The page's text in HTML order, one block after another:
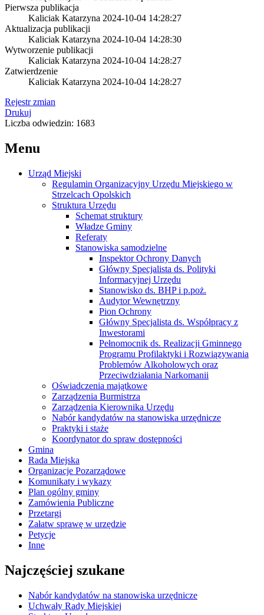
Pierwsza publikacja
Kaliciak Katarzyna 2024-10-04 14:28:27
Aktualizacja publikacji
Kaliciak Katarzyna 2024-10-04 14:28:30
Wytworzenie publikacji
Kaliciak Katarzyna 2024-10-04 14:28:27
Zatwierdzenie
Kaliciak Katarzyna 2024-10-04 14:28:27
Rejestr zmian
Drukuj
Liczba odwiedzin: 1683
Menu
Urząd Miejski
Regulamin Organizacyjny Urzędu Miejskiego w
Strzelcach Opolskich
Struktura Urzędu
Schemat struktury
Władze Gminy
Referaty
Stanowiska samodzielne
Inspektor Ochrony Danych
Główny Specjalista ds. Polityki
Informacyjnej Urzędu
Stanowisko ds. BHP i p.poż.
Audytor Wewnętrzny
Pion Ochrony
Główny Specjalista ds. Współpracy z
Inwestorami
Pełnomocnik ds. Realizacji Gminnego
Programu Profilaktyki i Rozwiązywania
Problemów Alkoholowych oraz
Przeciwdziałania Narkomanii
Oświadczenia majątkowe
Zarządzenia Burmistrza
Zarządzenia Kierownika Urzędu
Nabór kandydatów na stanowiska urzędnicze
Praktyki i staże
Koordynator do spraw dostępności
Gmina
Rada Miejska
Organizacje Pozarządowe
Komunikaty i wykazy
Plan ogólny gminy
Zamówienia Publiczne
Przetargi
Załatw sprawę w urzędzie
Petycje
Inne
Najczęściej szukane
Nabór kandydatów na stanowiska urzędnicze
Uchwały Rady Miejskiej